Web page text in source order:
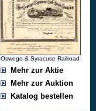
Oswego & Syracuse Railroad
Mehr zur Aktie
Mehr zur Auktion
Katalog bestellen